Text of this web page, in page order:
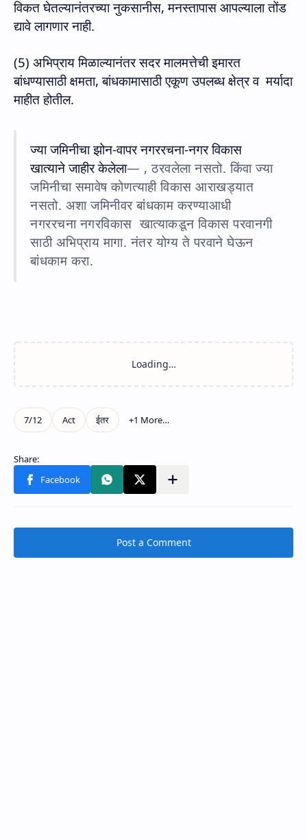
विकत घेतल्यानंतरच्या नुकसानीस,मनस्तापास आपल्याला तोंड
द्यावे लागणार नाही.
(5) अभिप्राय मिळाल्यानंतर सदर मालमत्तेची इमारत
बांधण्यासाठी क्षमता,बांधकामासाठी एकूण उपलब्ध क्षेत्र व मर्यादा
माहीत होतील.
ज्या जमिनीचा झोन-वापर नगररचना-नगर विकास
खात्याने जाहीर केलेला
,ठरवलेला नसतो. किंवा ज्या
जमिनीचा समावेष कोणत्याही विकास आराखड्यात
नसतो. अशा जमिनीवर बांधकाम करण्याआधी
नगररचना नगरविकास खात्याकडून विकास परवानगी
साठी अभिप्राय मागा. नंतर योग्य ते परवाने घेऊन
बांधकाम करा.
Post a Comment